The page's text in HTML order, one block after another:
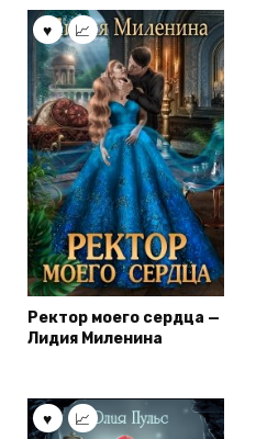
Ректор моего сердца —
Лидия Миленина